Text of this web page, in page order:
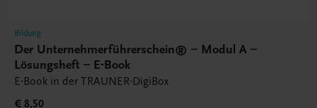
Bildung
Der Unternehmerführerschein® – Modul A –
Lösungsheft – E-Book
E-Book in der TRAUNER-DigiBox
€ 8,50